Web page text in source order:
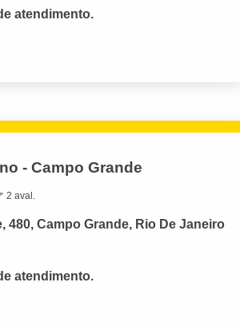
atendimento.
- Campo Grande
2 aval.
480, Campo Grande, Rio De Janeiro
atendimento.